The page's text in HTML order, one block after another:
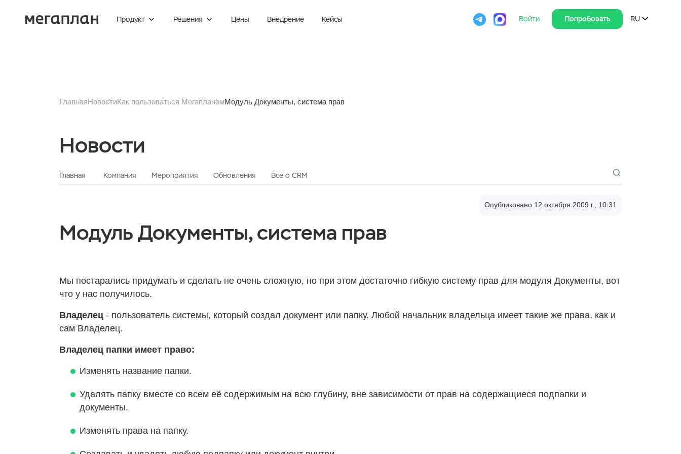
Продукт  Решения  Цены Внедрение Кейсы Войти Попробовать RU 
ГлавнаяНовостиКак пользоваться МегапланомМодуль Документы, система прав
Новости
Главная Компания Мероприятия Обновления Все о CRM 
Опубликовано 12 октября 2009 г., 10:31
Модуль Документы, система прав
Мы постарались придумать и сделать не очень сложную, но при этом достаточно гибкую систему прав для модуля Документы, вот
что у нас получилось.
Владелец - пользователь системы, который создал документ или папку. Любой начальник владельца имеет такие же права, как и
сам Владелец.
Владелец папки имеет право:
Изменять название папки.
Удалять папку вместе со всем её содержимым на всю глубину, вне зависимости от прав на содержащиеся подпапки и
документы.
Изменять права на папку.